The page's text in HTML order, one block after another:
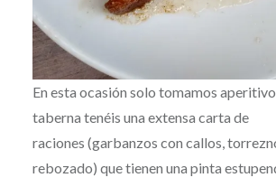
En esta ocasión solo tomamos
taberna tenéis una extensa carta de
raciones (garbanzos con callos,
rebozado) que tienen una pinta